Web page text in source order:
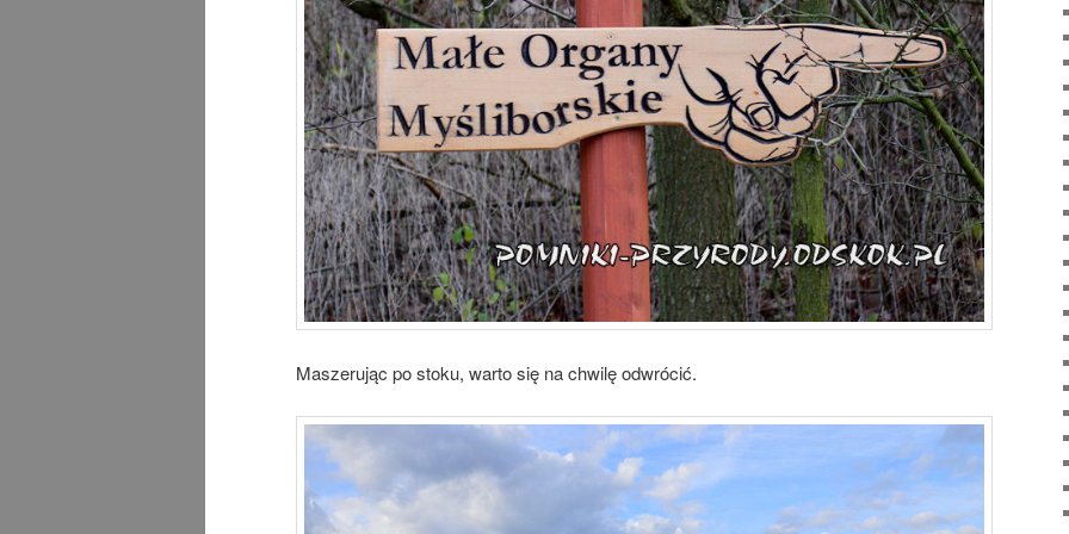
Maszerując po stoku, warto się na chwilę odwrócić.